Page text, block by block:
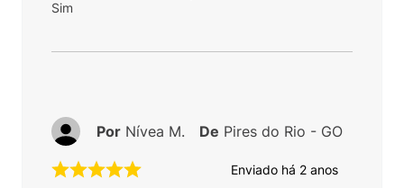
Sim
Enviado há 2 anos
Por Nívea M. De Pires do Rio - GO